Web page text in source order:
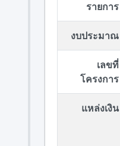
รายการ
งบประมาณ
เลขที่
โครงการ
แหล่งเงิน